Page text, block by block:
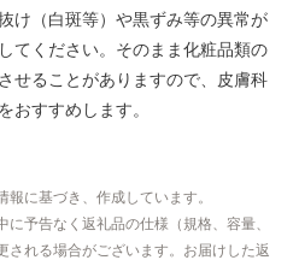
け（白斑等）や黒ずみ等の異常が
てください。そのまま化粧品類の
せることがありますので、皮膚科
おすすめします。
に基づき、作成しています。
予告なく返礼品の仕様（規格、容量、
される場合がございます。お届けした返